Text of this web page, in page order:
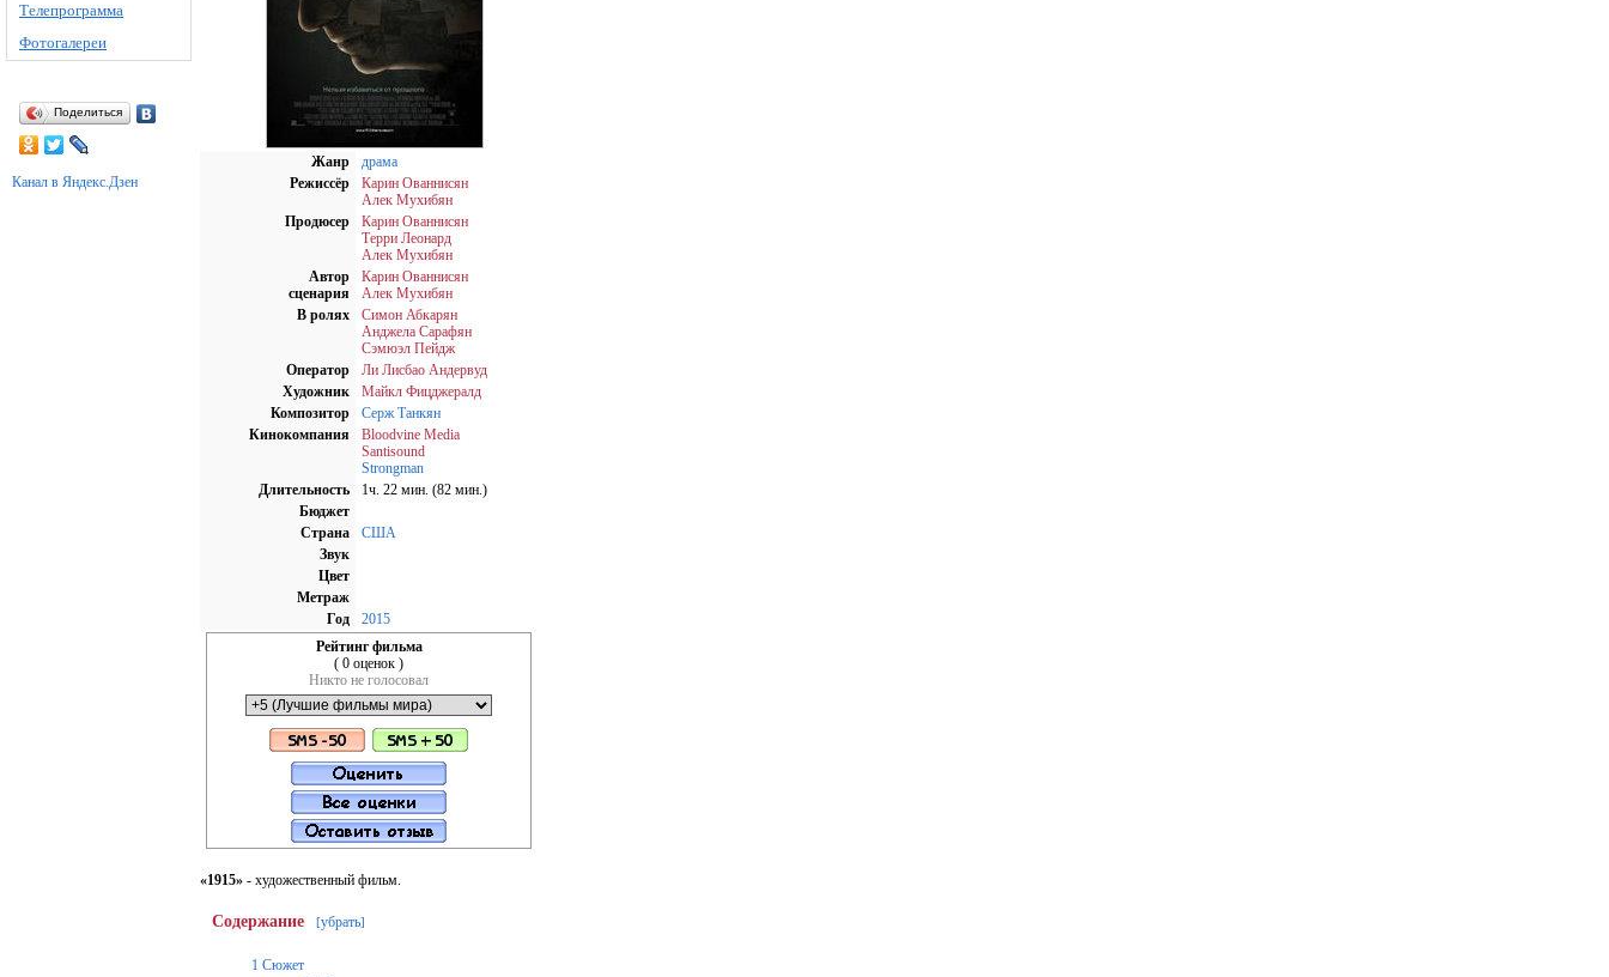
Телепрограмма
Фотогалереи
Поделиться
Канал в Яндекс.Дзен
Жанр
драма
Режиссёр
Карин Ованнисян
Алек Мухибян
Продюсер
Карин Ованнисян
Терри Леонард
Алек Мухибян
Автор
сценария
Карин Ованнисян
Алек Мухибян
В ролях
Симон Абкарян
Анджела Сарафян
Сэмюэл Пейдж
Оператор
Ли Лисбао Андервуд
Художник
Майкл Фицджералд
Композитор
Серж Танкян
Кинокомпания
Bloodvine Media
Santisound
Strongman
Длительность
1ч. 22 мин. (82 мин.)
Бюджет
Страна
США
Звук
Цвет
Метраж
Год
2015
Рейтинг фильма
( 0 оценок )
Никто не голосовал
«1915» - художественный фильм.
Содержание [убрать]
1 Сюжет